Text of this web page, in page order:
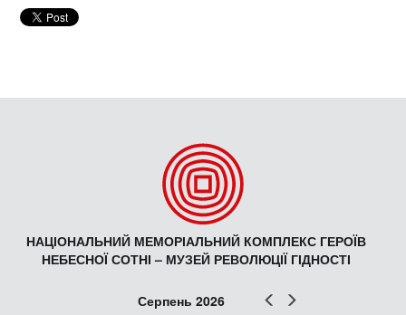
НАЦІОНАЛЬНИЙ МЕМОРІАЛЬНИЙ КОМПЛЕКС ГЕРОЇВ
НЕБЕСНОЇ СОТНІ – МУЗЕЙ РЕВОЛЮЦІЇ ГІДНОСТІ
Попер
Серпень 2026